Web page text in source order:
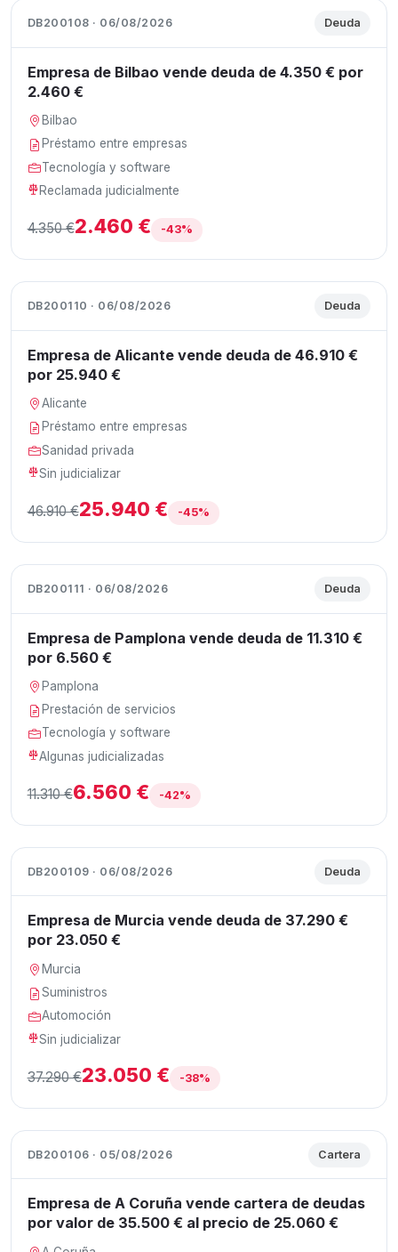
DB200108 · 06/08/2026 Deuda
Empresa de Bilbao vende deuda de 4.350 € por
2.460 €
Bilbao
Préstamo entre empresas
Tecnología y software
Reclamada judicialmente
4.350 €2.460 € -43%
DB200110 · 06/08/2026 Deuda
Empresa de Alicante vende deuda de 46.910 €
por 25.940 €
Alicante
Préstamo entre empresas
Sanidad privada
Sin judicializar
46.910 €25.940 € -45%
DB200111 · 06/08/2026 Deuda
Empresa de Pamplona vende deuda de 11.310 €
por 6.560 €
Pamplona
Prestación de servicios
Tecnología y software
Algunas judicializadas
11.310 €6.560 € -42%
DB200109 · 06/08/2026 Deuda
Empresa de Murcia vende deuda de 37.290 €
por 23.050 €
Murcia
Suministros
Automoción
Sin judicializar
37.290 €23.050 € -38%
DB200106 · 05/08/2026 Cartera
Empresa de A Coruña vende cartera de deudas
por valor de 35.500 € al precio de 25.060 €